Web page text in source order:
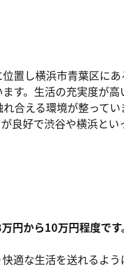
置し横浜市青葉区に
す。生活の充実度が高
合える環境が整ってい
良好で渋谷や横浜と
円から10万円程度です
適な生活を送れるよ